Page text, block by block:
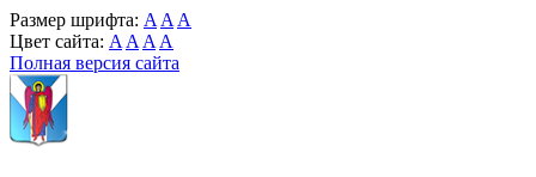
Размер шрифта: A A A
Цвет сайта: A A A A
Полная версия сайта